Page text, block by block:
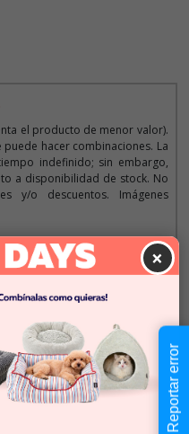
el producto de menor valor).
hacer combinaciones. La
indefinido; sin embargo,
a disponibilidad de stock. No
y/o descuentos. Imágenes
Cantidad:
- +
×
Reportar error